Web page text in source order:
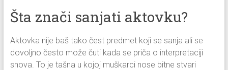
Šta znači sanjati aktovku?
Aktovka nije baš tako čest predmet koji se sanja ali se
dovoljno često može čuti kada se priča o interpretaciji
snova. To je tašna u kojoj muškarci nose bitne stvari